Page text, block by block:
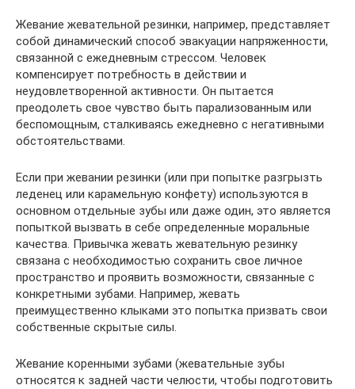
Жевание жевательной резинки, например, представляет
собой динамический способ эвакуации напряженности,
связанной с ежедневным стрессом. Человек
компенсирует потребность в действии и
неудовлетворенной активности. Он пытается
преодолеть свое чувство быть парализованным или
беспомощным, сталкиваясь ежедневно с негативными
обстоятельствами.
Если при жевании резинки (или при попытке разгрызть
леденец или карамельную конфету) используются в
основном отдельные зубы или даже один, это является
попыткой вызвать в себе определенные моральные
качества. Привычка жевать жевательную резинку
связана с необходимостью сохранить свое личное
пространство и проявить возможности, связанные с
конкретными зубами. Например, жевать
преимущественно клыками это попытка призвать свои
собственные скрытые силы.
Жевание коренными зубами (жевательные зубы
относятся к задней части челюсти, чтобы подготовить